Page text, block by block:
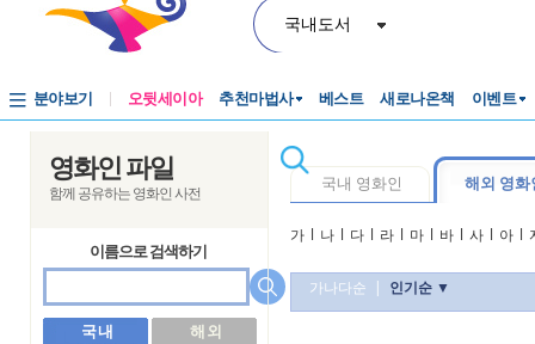
국내도서
분야보기 오뒷세이아 추천마법사 베스트 새로나온책 이벤트
영화인 파일
함께 공유하는 영화인 사전
이름으로 검색하기
국 내 해 외
국내 영화인 해외 영화
가 l 나 l 다 l 라 l 마 l 바 l 사 l 아 l
가나다순 | 인기순 ▼